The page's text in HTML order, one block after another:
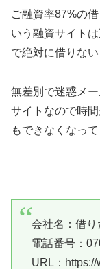
ご融資率87%の
いう融資サイト
で絶対に借りな
無差別で迷惑メ
サイトなので時
もできなくなって
会社名：借り
電話番号：
URL：